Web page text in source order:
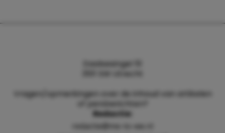
Daalsesingel 51
3511 SW Utrecht
Vragen/opmerkingen over de inhoud van artikelen
of persberichten?
Redactie:
redactie@me-to-we.nl